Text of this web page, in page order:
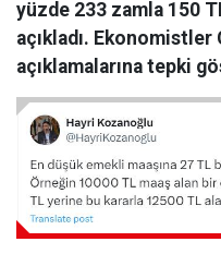
yüzde 233 zamla 150
açıkladı.
açıklamalarına tepki